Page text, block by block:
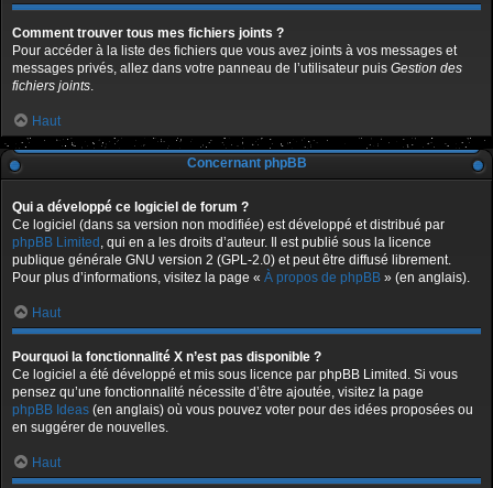
Comment trouver tous mes fichiers joints ?
Pour accéder à la liste des fichiers que vous avez joints à vos messages et
messages privés, allez dans votre panneau de l’utilisateur puis Gestion des
fichiers joints.
Haut
Concernant phpBB
Qui a développé ce logiciel de forum ?
Ce logiciel (dans sa version non modifiée) est développé et distribué par
phpBB Limited , qui en a les droits d’auteur. Il est publié sous la licence
publique générale GNU version 2 (GPL-2.0) et peut être diffusé librement.
Pour plus d’informations, visitez la page « À propos de phpBB » (en anglais).
Haut
Pourquoi la fonctionnalité X n’est pas disponible ?
Ce logiciel a été développé et mis sous licence par phpBB Limited. Si vous
pensez qu’une fonctionnalité nécessite d’être ajoutée, visitez la page
phpBB Ideas (en anglais) où vous pouvez voter pour des idées proposées ou
en suggérer de nouvelles.
Haut